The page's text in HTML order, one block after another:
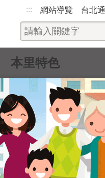
::: 網站導覽 台北通
本里特色